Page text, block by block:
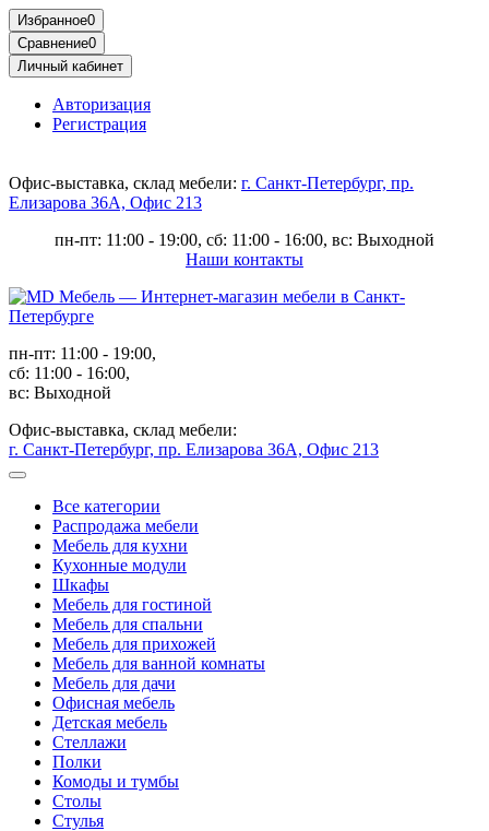
Избранное0
Сравнение0
Личный кабинет
Авторизация
Регистрация
Офис-выставка, склад мебели: г. Санкт-Петербург, пр.
Елизарова 36А, Офис 213
пн-пт: 11:00 - 19:00, сб: 11:00 - 16:00, вс: Выходной
Наши контакты
пн-пт: 11:00 - 19:00,
сб: 11:00 - 16:00,
вс: Выходной
Офис-выставка, склад мебели:
г. Санкт-Петербург, пр. Елизарова 36А, Офис 213
Все категории
Распродажа мебели
Мебель для кухни
Кухонные модули
Шкафы
Мебель для гостиной
Мебель для спальни
Мебель для прихожей
Мебель для ванной комнаты
Мебель для дачи
Офисная мебель
Детская мебель
Стеллажи
Полки
Комоды и тумбы
Столы
Стулья